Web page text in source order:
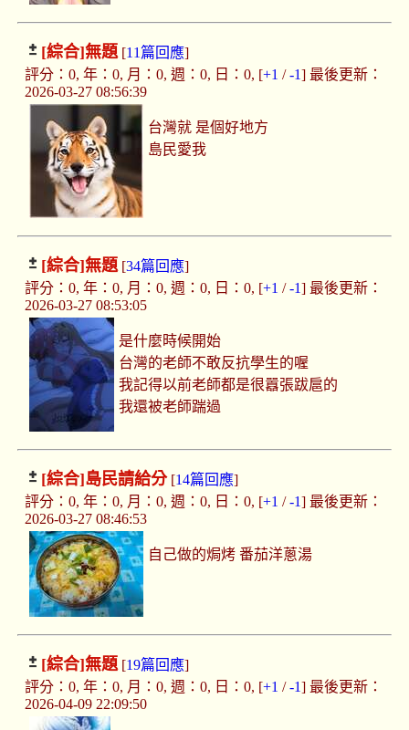
[綜合]無題[11篇回應]
評分：0, 年：0, 月：0, 週：0, 日：0, [+1 /-1] 最後更新：
2026-03-27 08:56:39
台灣就 是個好地方
島民愛我
[綜合]無題[34篇回應]
評分：0, 年：0, 月：0, 週：0, 日：0, [+1 /-1] 最後更新：
2026-03-27 08:53:05
是什麼時候開始
台灣的老師不敢反抗學生的喔
我記得以前老師都是很囂張跋扈的
我還被老師踹過
[綜合]島民請給分[14篇回應]
評分：0, 年：0, 月：0, 週：0, 日：0, [+1 /-1] 最後更新：
2026-03-27 08:46:53
自己做的焗烤 番茄洋蔥湯
[綜合]無題[19篇回應]
評分：0, 年：0, 月：0, 週：0, 日：0, [+1 /-1] 最後更新：
2026-04-09 22:09:50